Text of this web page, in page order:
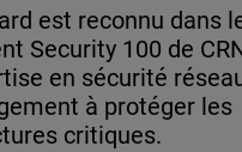
est reconnu dans
Security 100 de
en sécurité
à protéger les
critiques.